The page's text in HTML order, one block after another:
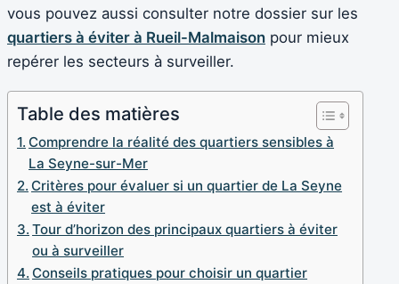
vous pouvez aussi consulter notre dossier sur les
quartiers à éviter à Rueil-Malmaison pour mieux
repérer les secteurs à surveiller.
Table des matières
Comprendre la réalité des quartiers sensibles à
La Seyne-sur-Mer
Critères pour évaluer si un quartier de La Seyne
est à éviter
Tour d’horizon des principaux quartiers à éviter
ou à surveiller
Conseils pratiques pour choisir un quartier